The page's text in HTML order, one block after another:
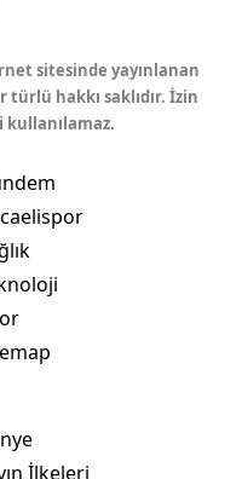
Aksaray
Bayburt
Kırıkkale
sitesinde yayınlanan
türlü hakkı saklıdır. İzin
İlkeleri